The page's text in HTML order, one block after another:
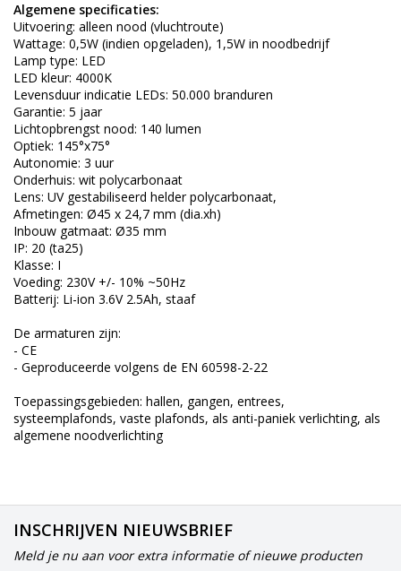
Algemene specificaties:
Uitvoering: alleen nood (vluchtroute)
Wattage: 0,5W (indien opgeladen), 1,5W in noodbedrijf
Lamp type: LED
LED kleur: 4000K
Levensduur indicatie LEDs: 50.000 branduren
Garantie: 5 jaar
Lichtopbrengst nood: 140 lumen
Optiek: 145°x75°
Autonomie: 3 uur
Onderhuis: wit polycarbonaat
Lens: UV gestabiliseerd helder polycarbonaat,
Afmetingen: Ø45 x 24,7 mm (dia.xh)
Inbouw gatmaat: Ø35 mm
IP: 20 (ta25)
Klasse: I
Voeding: 230V +/- 10% ~50Hz
Batterij: Li-ion 3.6V 2.5Ah, staaf
De armaturen zijn:
- CE
- Geproduceerde volgens de EN 60598-2-22
Toepassingsgebieden: hallen, gangen, entrees,
systeemplafonds, vaste plafonds, als anti-paniek verlichting, als
algemene noodverlichting
INSCHRIJVEN NIEUWSBRIEF
Meld je nu aan voor extra informatie of nieuwe producten